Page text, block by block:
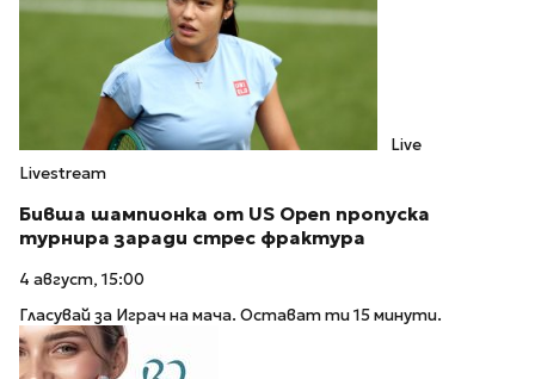
Live
Livestream
Бивша шампионка от US Open пропуска
турнира заради стрес фрактура
4 август, 15:00
Гласувай за Играч на мача. Остават ти 15 минути.